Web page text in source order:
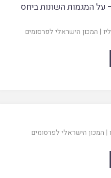
על המגמות השונות ביחס
| המכון הישראלי לפרסומים
| המכון הישראלי לפרסומים